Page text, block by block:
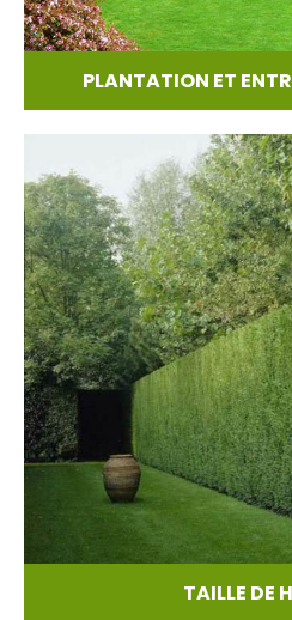
PLANTATION ET
TAILLE DE